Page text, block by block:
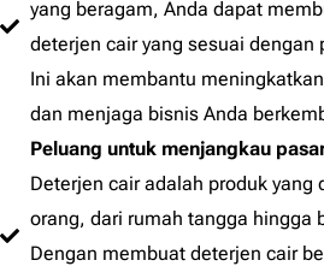
yang beragam, Anda dapat
deterjen cair yang sesuai
Ini akan membantu
dan menjaga bisnis Anda
Peluang untuk menjangkau
Deterjen cair adalah produk yang
orang, dari rumah tangga hingga
Dengan membuat deterjen cair